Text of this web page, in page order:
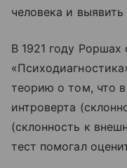
человека и
В 1921 году Роршах
теорию о том, что
интроверта
(склонность к
тест помогал